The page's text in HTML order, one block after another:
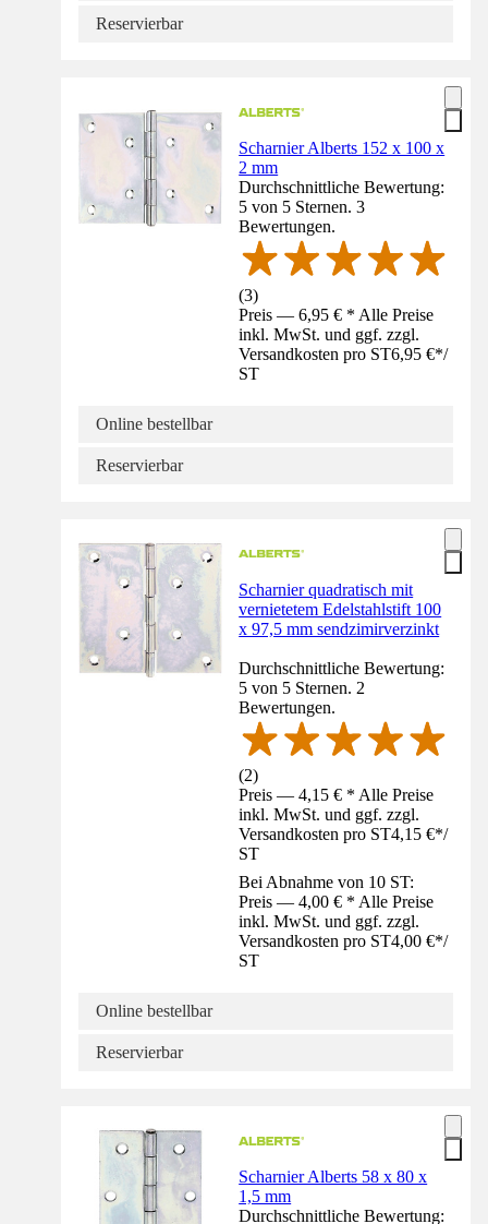
Reservierbar
Scharnier Alberts 152 x 100 x
2 mm
Durchschnittliche Bewertung:
5 von 5 Sternen. 3
Bewertungen.
(3)
Preis — 6,95 € * Alle Preise
inkl. MwSt. und ggf. zzgl.
Versandkosten pro ST6,95 €*/
ST
Online bestellbar
Reservierbar
Scharnier quadratisch mit
vernietetem Edelstahlstift 100
x 97,5 mm sendzimirverzinkt
Durchschnittliche Bewertung:
5 von 5 Sternen. 2
Bewertungen.
(2)
Preis — 4,15 € * Alle Preise
inkl. MwSt. und ggf. zzgl.
Versandkosten pro ST4,15 €*/
ST
Bei Abnahme von 10 ST:
Preis — 4,00 € * Alle Preise
inkl. MwSt. und ggf. zzgl.
Versandkosten pro ST4,00 €*/
ST
Online bestellbar
Reservierbar
Scharnier Alberts 58 x 80 x
1,5 mm
Durchschnittliche Bewertung: